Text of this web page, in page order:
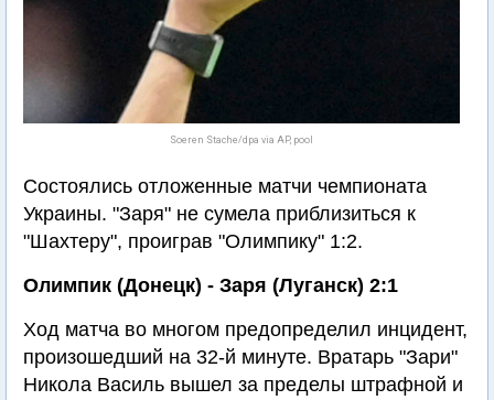
Soeren Stache/dpa via AP, pool
Состоялись отложенные матчи чемпионата
Украины. "Заря" не сумела приблизиться к
"Шахтеру", проиграв "Олимпику" 1:2.
Олимпик (Донецк) - Заря (Луганск) 2:1
Ход матча во многом предопределил инцидент,
произошедший на 32-й минуте. Вратарь "Зари"
Никола Василь вышел за пределы штрафной и